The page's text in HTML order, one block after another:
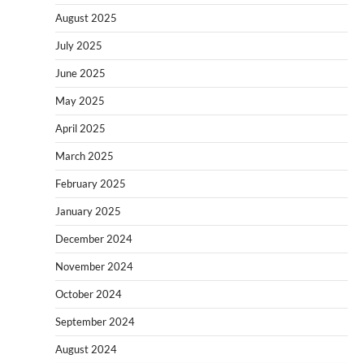
August 2025
July 2025
June 2025
May 2025
April 2025
March 2025
February 2025
January 2025
December 2024
November 2024
October 2024
September 2024
August 2024